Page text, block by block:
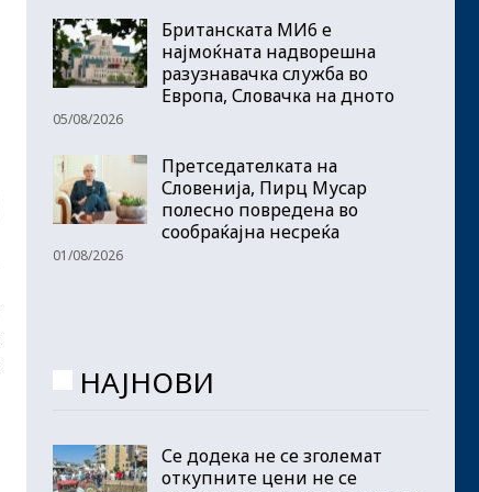
Британската МИ6 е
најмоќната надворешна
разузнавачка служба во
Европа, Словачка на дното
05/08/2026
Претседателката на
Словенија, Пирц Мусар
полесно повредена во
сообраќајна несреќа
01/08/2026
НАЈНОВИ
Се додека не се зголемат
откупните цени не се